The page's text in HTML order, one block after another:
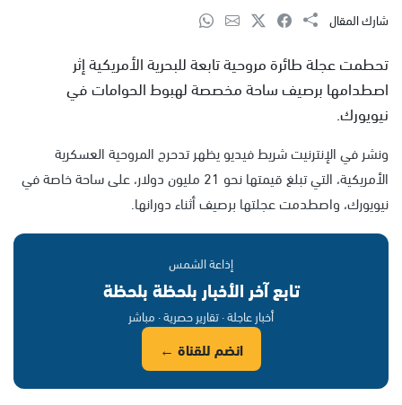
شارك المقال
تحطمت عجلة طائرة مروحية تابعة للبحرية الأمريكية إثر
اصطدامها برصيف ساحة مخصصة لهبوط الحوامات في
نيويورك.
ونشر في الإنترنيت شريط فيديو يظهر تدحرج المروحية العسكرية
الأمريكية، التي تبلغ قيمتها نحو 21 مليون دولار، على ساحة خاصة في
نيويورك، واصطدمت عجلتها برصيف أثناء دورانها.
إذاعة الشمس
تابع آخر الأخبار بلحظة بلحظة
أخبار عاجلة · تقارير حصرية · مباشر
انضم للقناة ←